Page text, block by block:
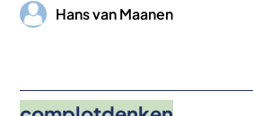
Afbeelding
Hans van Maanen